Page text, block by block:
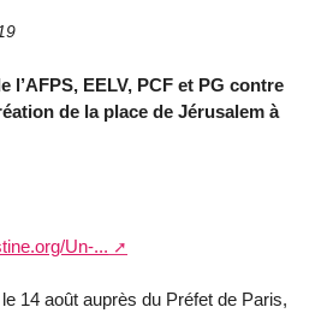
l’AFPS, EELV, PCF et PG contre
de la place de Jérusalem à
Un-...
14 août auprès du Préfet de Paris,